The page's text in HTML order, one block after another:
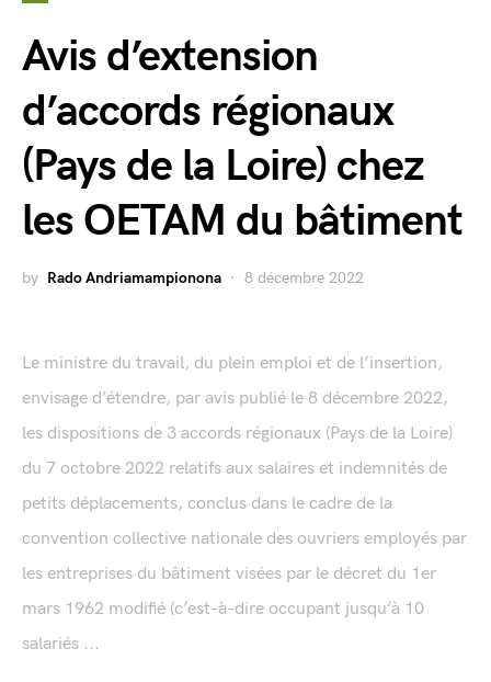
Avis d’extension
d’accords régionaux
(Pays de la Loire) chez
les OETAM du bâtiment
by Rado Andriamampionona 8 décembre 2022
Le ministre du travail, du plein emploi et de l’insertion,
envisage d’étendre, par avis publié le 8 décembre 2022,
les dispositions de 3 accords régionaux (Pays de la Loire)
du 7 octobre 2022 relatifs aux salaires et indemnités de
petits déplacements, conclus dans le cadre de la
convention collective nationale des ouvriers employés par
les entreprises du bâtiment visées par le décret du 1er
mars 1962 modifié (c’est-à-dire occupant jusqu’à 10
salariés ...